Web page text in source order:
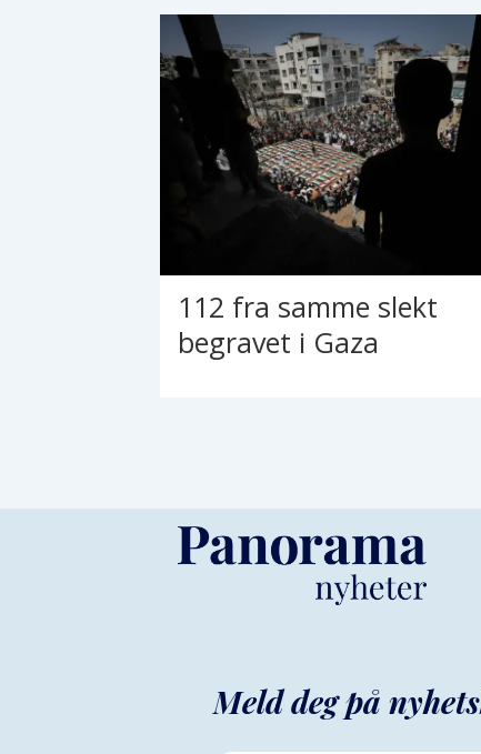
112 fra samme slekt
begravet i Gaza
Meld deg på